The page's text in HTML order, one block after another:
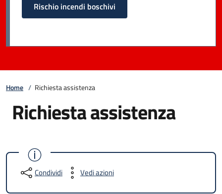
Rischio incendi boschivi
Home / Richiesta assistenza
Richiesta assistenza
Condividi Vedi azioni